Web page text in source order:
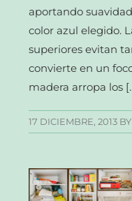
aportando
color azul elegido.
superiores evitan
convierte en un
madera arropa los
17 DICIEMBRE, 2013